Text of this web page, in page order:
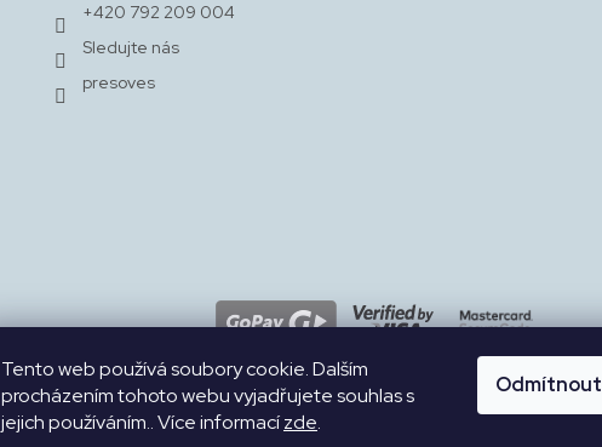
Tento web používá soubory cookie. Dalším
procházením tohoto webu vyjadřujete souhlas s
jejich používáním.. Více informacízde.
Odmítnout
+420 792 209 004
Sledujte nás
presoves